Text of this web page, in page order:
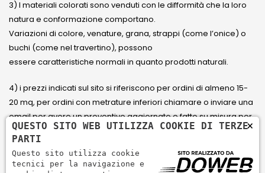
3) I materiali colorati sono venduti con le difformità che la loro
natura e conformazione comportano.
Variazioni di colore, venature, grana, strappi (come l’onice) o
buchi (come nel travertino), possono
essere caratteristiche normali in quanto prodotti naturali.
4) i prezzi indicati sul sito si riferiscono per ordini di almeno 15-
20 mq, per ordini con metrature inferiori chiamare o inviare una
email per avere un preventivo aggiornato e fatto su misura per
il cliente.
5) Paga con Carta di credito Visa, Visa Electron, Maestro,
×
QUESTO SITO WEB UTILIZZA COOKIE DI TERZE
PARTI
Questo sito utilizza cookie
tecnici per la navigazione e